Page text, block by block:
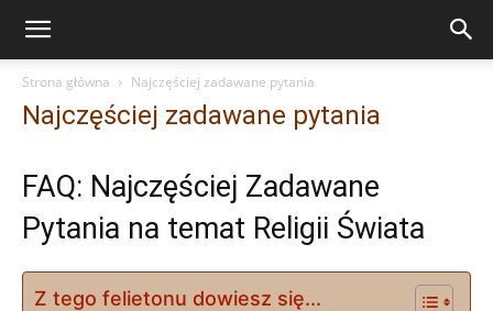
Strona główna Najczęściej zadawane pytania
Najczęściej zadawane pytania
FAQ: Najczęściej Zadawane
Pytania na temat Religii Świata
Z tego felietonu dowiesz się...